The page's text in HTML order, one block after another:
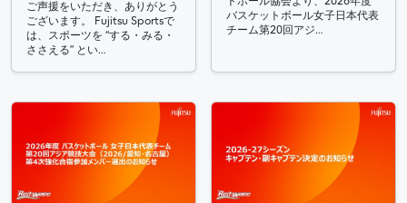
ご声援をいただき、ありがとう
ございます。 Fujitsu Sportsで
は、スポーツを “する・みる・
ささえる” とい…
バスケットボール女子日本代表
チーム第20回アジ…